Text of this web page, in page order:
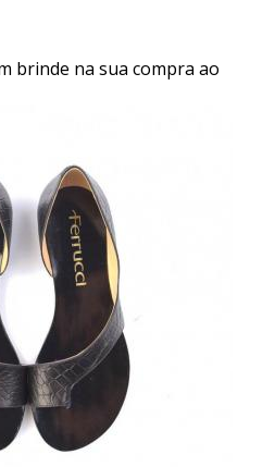
brinde na sua compra ao